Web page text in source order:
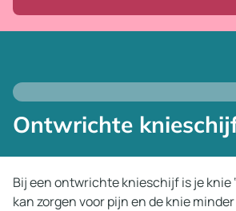
Ontwrichte
Bij een ontwrichte knieschijf is je knie
kan zorgen voor pijn en de knie